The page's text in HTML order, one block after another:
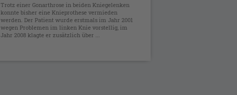
Trotz einer Gonarthrose in beiden Kniegelenken
konnte bisher eine Knieprothese vermieden
werden. Der Patient wurde erstmals im Jahr 2001
wegen Problemen im linken Knie vorstellig, im
Jahr 2008 klagte er zusätzlich über ...